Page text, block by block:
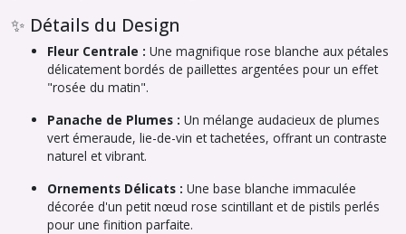
✨ Détails du Design
Fleur Centrale : Une magnifique rose blanche aux pétales
délicatement bordés de paillettes argentées pour un effet
"rosée du matin".
Panache de Plumes : Un mélange audacieux de plumes
vert émeraude, lie-de-vin et tachetées, offrant un contraste
naturel et vibrant.
Ornements Délicats : Une base blanche immaculée
décorée d'un petit nœud rose scintillant et de pistils perlés
pour une finition parfaite.